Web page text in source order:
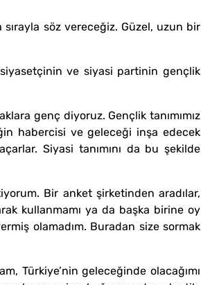
söz vereceğiz. Güzel, uzun bir
ve siyasi partinin gençlik
genç diyoruz. Gençlik tanımımız
habercisi ve geleceği inşa edecek
Siyasi tanımını da bu şekilde
Bir anket şirketinden aradılar,
kullanmamı ya da başka birine oy
olamadım. Buradan size sormak
Türkiye’nin geleceğinde olacağımı